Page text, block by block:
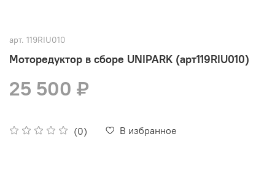
арт. 119RIU010
Моторедуктор в сборе UNIPARK (арт119RIU010)
(0) В избранное
25 500 ₽